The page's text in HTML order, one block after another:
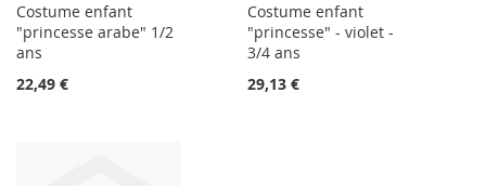
Costume enfant
"princesse arabe" 1/2
ans
22,49 €
Costume enfant
"princesse" - violet -
3/4 ans
29,13 €